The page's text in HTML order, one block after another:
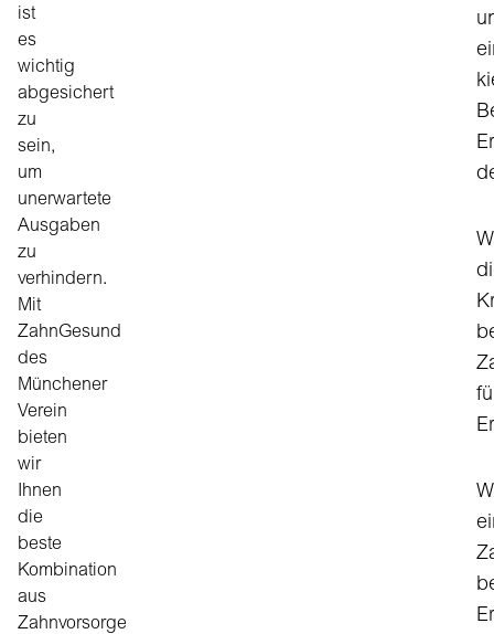
ist
es
wichtig
abgesichert
zu
sein,
um
unerwartete
Ausgaben
zu
verhindern.
Mit
ZahnGesund
des
Münchener
Verein
bieten
wir
Ihnen
die
beste
Kombination
aus
Zahnvorsorge